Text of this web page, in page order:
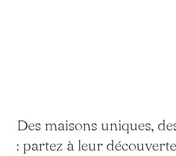
Des maisons uniques,
: partez à leur